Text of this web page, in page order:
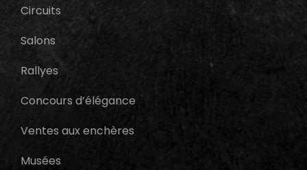
Circuits
Salons
Rallyes
Concours d’élégance
Ventes aux enchères
Musées